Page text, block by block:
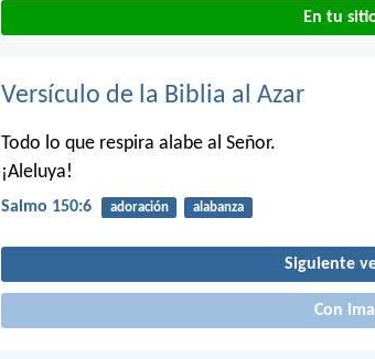
En tu
Versículo de la Biblia al Azar
Todo lo que respira alabe al Señor.
¡Aleluya!
Salmo 150:6 adoración alabanza
Siguiente
Con